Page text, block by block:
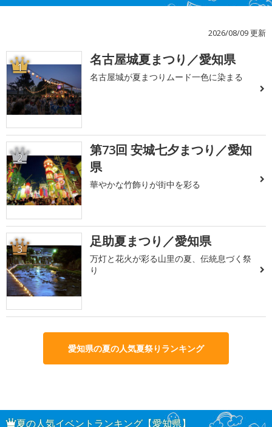
2026/08/09 更新
1 名古屋城夏まつり／愛知県
名古屋城が夏まつりムード一色に染まる
2
第73回 安城七夕まつり／愛知
県
華やかな竹飾りが街中を彩る
3 足助夏まつり／愛知県
万灯と花火が彩る山里の夏、伝統息づく祭
り
愛知県の夏の人気夏祭りランキング
夏の人気イベントランキング【愛知県】